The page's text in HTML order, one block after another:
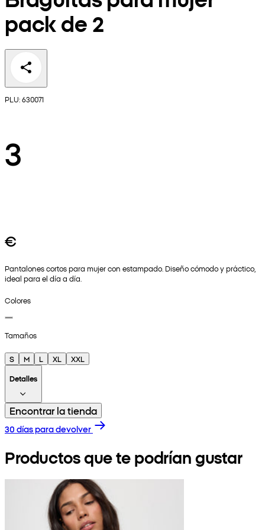
pack de 2
PLU: 630071
3
€
Pantalones cortos para mujer con estampado. Diseño cómodo y práctico,
ideal para el día a día.
Colores
Tamaños
S M L XL
XXL
Detalles
Encontrar la tienda
30 días para devolver
Productos que te podrían gustar